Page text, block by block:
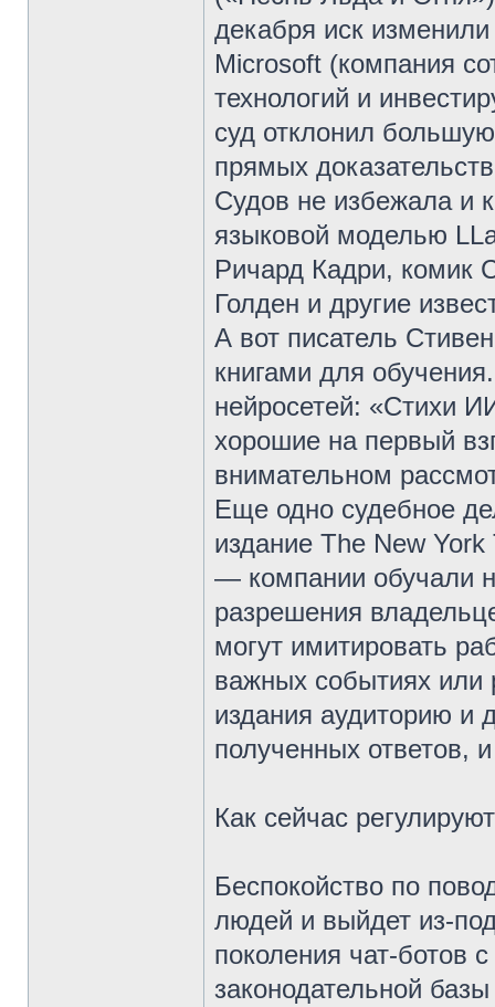
декабря иск
Microsoft (компания
технологий и
суд отклонил большую
прямых
Судов не избежала и
языковой моделью
Ричард Кадри, комик
Голден и другие
А вот писатель
книгами для
нейросетей: «Стихи
хорошие на первый
внимательном
Еще одно судебное
издание The New
— компании обучали
разрешения
могут имитировать
важных событиях или
издания аудиторию и
полученных ответов,
Как сейчас
Беспокойство по
людей и выйдет из-
поколения чат-ботов
законодательной